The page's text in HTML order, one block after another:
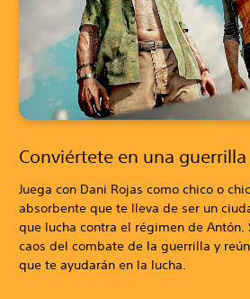
Conviértete en una guerrilla
Juega con Dani Rojas como chico o
absorbente que te lleva de ser un
que lucha contra el régimen de Antón.
caos del combate de la guerrilla y
que te ayudarán en la lucha.